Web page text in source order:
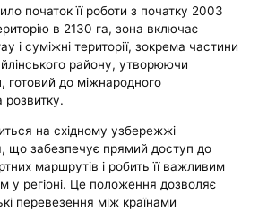
початок її роботи з початку 2003
в 2130 га, зона включає
і суміжні території, зокрема частини
району, утворюючи
готовий до міжнародного
розвитку.
на східному узбережжі
що забезпечує прямий доступ до
маршрутів і робить її важливим
у регіоні. Це положення дозволяє
перевезення між країнами